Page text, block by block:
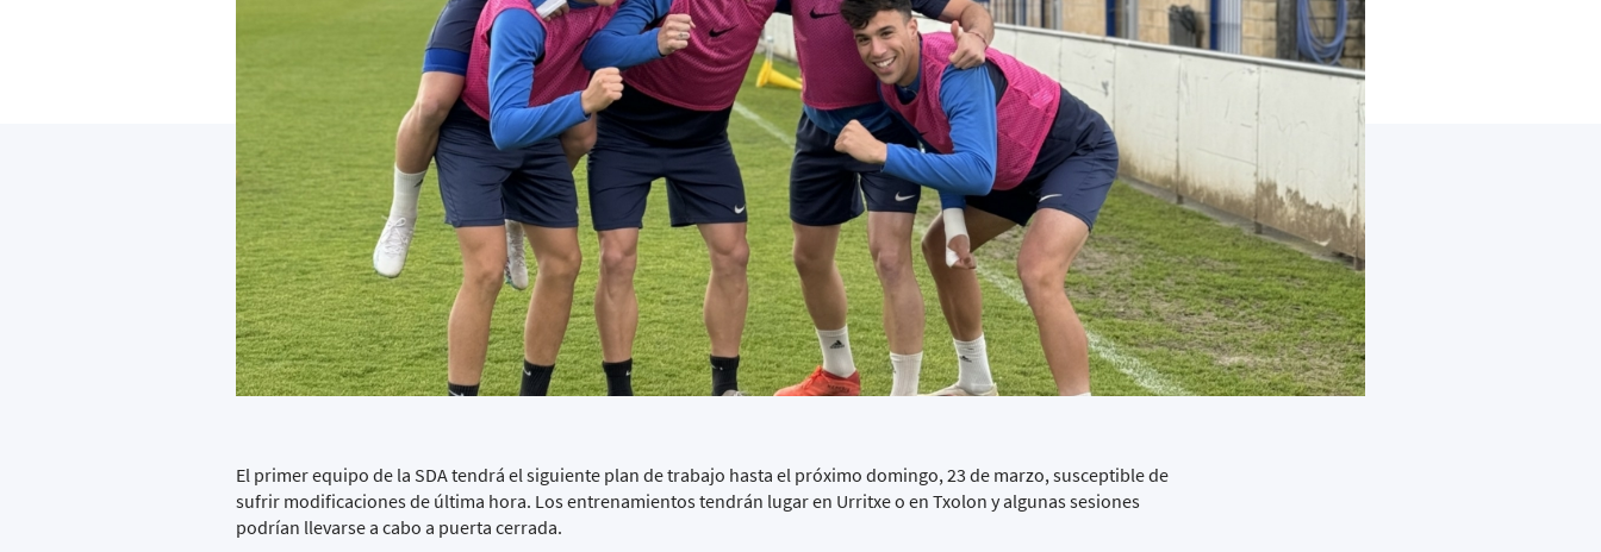
El primer equipo de la SDA tendrá el siguiente plan de trabajo hasta el próximo domingo, 23 de marzo, susceptible de
sufrir modificaciones de última hora. Los entrenamientos tendrán lugar en Urritxe o en Txolon y algunas sesiones
podrían llevarse a cabo a puerta cerrada.